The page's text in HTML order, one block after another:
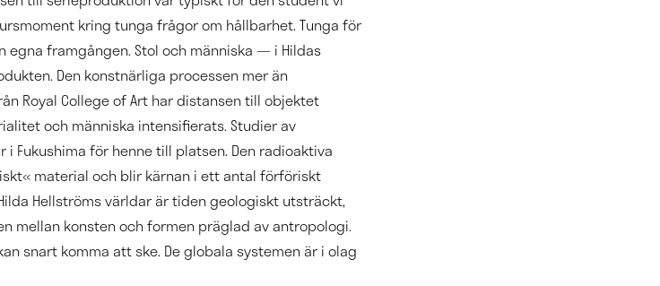
kring tunga frågor om hållbarhet. Tunga för
framgången. Stol och människa — i Hildas
Den konstnärliga processen mer än
Royal College of Art har distansen till objektet
och människa intensifierats. Studier av
Fukushima för henne till platsen. Den radioaktiva
material och blir kärnan i ett antal förföriskt
Hellströms världar är tiden geologiskt utsträckt,
mellan konsten och formen präglad av antropologi.
snart komma att ske. De globala systemen är i olag